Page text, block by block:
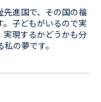
先進国で、その国の福
。子どもがいるので実
実現するかどうかも分
の夢です。